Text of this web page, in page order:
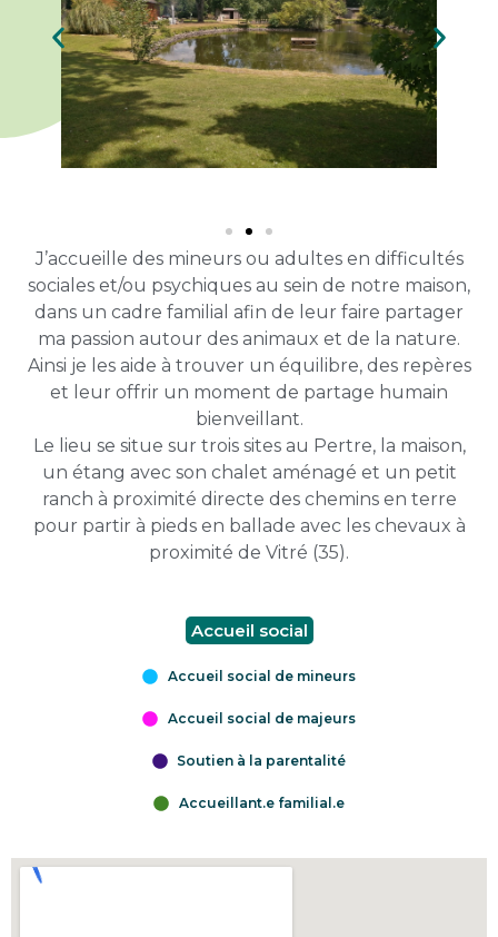
J’accueille des mineurs ou adultes en difficultés
sociales et/ou psychiques au sein de notre maison,
dans un cadre familial afin de leur faire partager
ma passion autour des animaux et de la nature.
Ainsi je les aide à trouver un équilibre, des repères
et leur offrir un moment de partage humain
bienveillant.
Le lieu se situe sur trois sites au Pertre, la maison,
un étang avec son chalet aménagé et un petit
ranch à proximité directe des chemins en terre
pour partir à pieds en ballade avec les chevaux à
proximité de Vitré (35).
Accueil social
Accueil social de mineurs
Accueil social de majeurs
Soutien à la parentalité
Accueillant.e familial.e